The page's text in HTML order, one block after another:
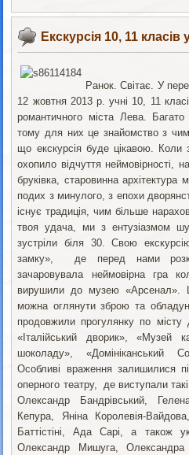
Екскурсія 10, 11 класів
Ранок. Світає. У
12 жовтня 2013 р. учні 10, 11
романтичного міста Лева.
тому для них це знайомство з
що екскурсія буде цікавою. Коли
охопило відчуття неймовірності,
бруківка, старовинна архітектура
подих з минулого, з епохи
існує традиція, чим більше
твоя удача, ми з ентузіазмом
зустріли біля 30. Свою
замку», де перед нами
зачаровувала неймовірна гра
вирушили до музею «Арсенал».
можна оглянути зброю та
продовжили прогулянку по місту
«Італійський дворик», «Музей
шоколаду», «Домініканський
Особливі враження залишилися
оперного театру, де виступали такі
Олександр Бандрівський,
Кепура, Яніна Королевія-
Баттістіні, Ада Сарі, а також
Олександр Мишуга,